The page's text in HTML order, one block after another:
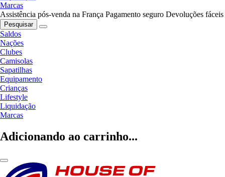
Marcas
Assistência pós-venda na França Pagamento seguro Devoluções fáceis
Pesquisar
Saldos
Nações
Clubes
Camisolas
Sapatilhas
Equipamento
Crianças
Lifestyle
Liquidação
Marcas
Adicionando ao carrinho...